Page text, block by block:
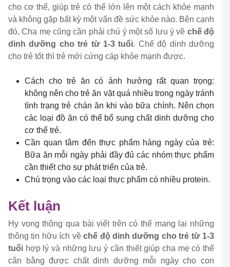
cho cơ thể, giúp trẻ có thể lớn lên một cách khỏe mạnh
và không gặp bất kỳ một vấn đề sức khỏe nào. Bên cạnh
đó, Cha mẹ cũng cần phải chú ý một số lưu ý về chế độ
dinh dưỡng cho trẻ từ 1-3 tuổi. Chế độ dinh dưỡng
cho trẻ tốt thì trẻ mới cứng cáp khỏe mạnh được.
Cách cho trẻ ăn có ảnh hưởng rất quan trọng:
không nên cho trẻ ăn vặt quá nhiều trong ngày tránh
tình trạng trẻ chán ăn khi vào bữa chính. Nên chọn
các loại đồ ăn có thể bổ sung chất dinh dưỡng cho
cơ thể trẻ.
Cần quan tâm đến thực phẩm hàng ngày của trẻ:
Bữa ăn mỗi ngày phải đầy đủ các nhóm thực phẩm
cần thiết cho sự phát triển của trẻ.
Chú trọng vào các loại thực phẩm có nhiều protein.
Kết luận
Hy vọng thông qua bài viết trên có thể mang lại những
thông tin hữu ích vềchế độ dinh dưỡng cho trẻ từ 1-3
tuổi hợp lý và những lưu ý cần thiết giúp cha mẹ có thể
cân bằng được chất dinh dưỡng mỗi ngày cho con